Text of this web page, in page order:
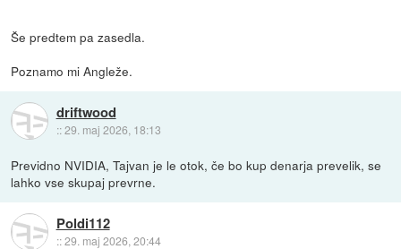
Še predtem pa zasedla.
Poznamo mi Angleže.
driftwood
::29. maj 2026, 18:13
Previdno NVIDIA, Tajvan je le otok, če bo kup denarja prevelik, se
lahko vse skupaj prevrne.
Poldi112
::29. maj 2026, 20:44